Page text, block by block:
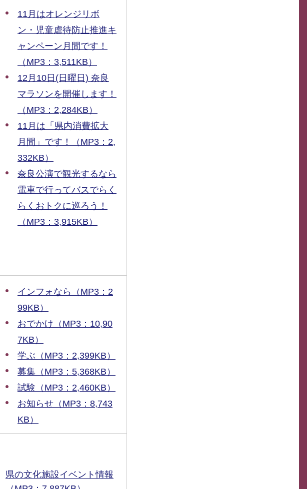
11月はオレンジリボ
ン・児童虐待防止推進キ
ャンペーン月間です！
（MP3：3,511KB）
12月10日(日曜日) 奈良
マラソンを開催します！
（MP3：2,284KB）
11月は「県内消費拡大
月間」です！（MP3：2,
332KB）
奈良公演で観光するなら
電車で行ってバスでらく
らくおトクに巡ろう！
（MP3：3,915KB）
インフォなら（MP3：2
99KB）
おでかけ（MP3：10,90
7KB）
学ぶ（MP3：2,399KB）
募集（MP3：5,368KB）
試験（MP3：2,460KB）
お知らせ（MP3：8,743
KB）
県の文化施設イベント情報